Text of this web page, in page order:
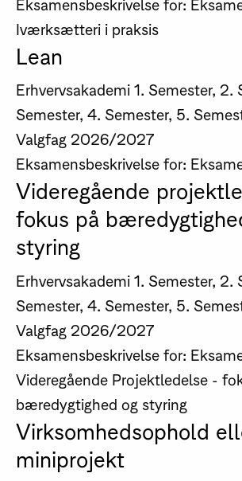
Iværksætteri i praksis
Lean
Erhvervsakademi 1. Semester, 2.
Semester, 4. Semester, 5.
Valgfag 2026/2027
Eksamensbeskrivelse for:
Videregående
fokus på
styring
Erhvervsakademi 1. Semester, 2.
Semester, 4. Semester, 5.
Valgfag 2026/2027
Eksamensbeskrivelse for:
Videregående Projektledelse -
bæredygtighed og styring
Virksomhedsophold
miniprojekt